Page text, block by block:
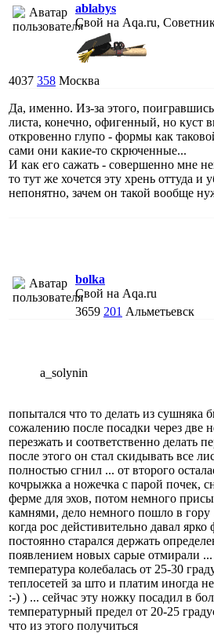
ablabys
Свой на Aqa.ru,
4037 358 Москва
Да, именно. Из-за этого,
листа, конечно, офигенный, но куст
откровенно глупо - формы как
сами они какие-то скрюченные...
И как его сажать - совершенно мне
то тут же хочется эту хрень оттуда и
непонятно, зачем он такой вообще
bolka
Свой на Aqa.ru
3659 201 Альметьевск
a_solynin
попытался что то делать из сушняка
сожалению после посадки через две
перезжать и соответственно делать
после этого он стал скидывать все
полностью сгнил ... от второго
кочрыжка а ножечка с парой почек,
ферме для эхов, потом немного
камнями, дело немного пошло в гору
когда рос дейстивительно давал
постоянно старался держать
появлением новых сарые отмирали
температура колебалась от 25-30
теплосетей за што и платим иногда
:-) ) ... сейчас эту ножку посадил в
температурный предел от 20-25
что из этого получиться